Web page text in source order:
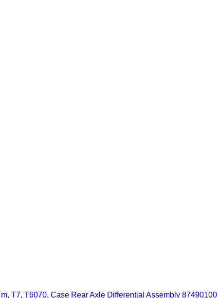
T7, T6070, Case Rear Axle Differential Assembly 87490100